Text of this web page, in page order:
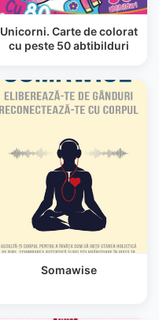
Unicorni. Carte de colorat
cu peste 50 abtibilduri
Somawise